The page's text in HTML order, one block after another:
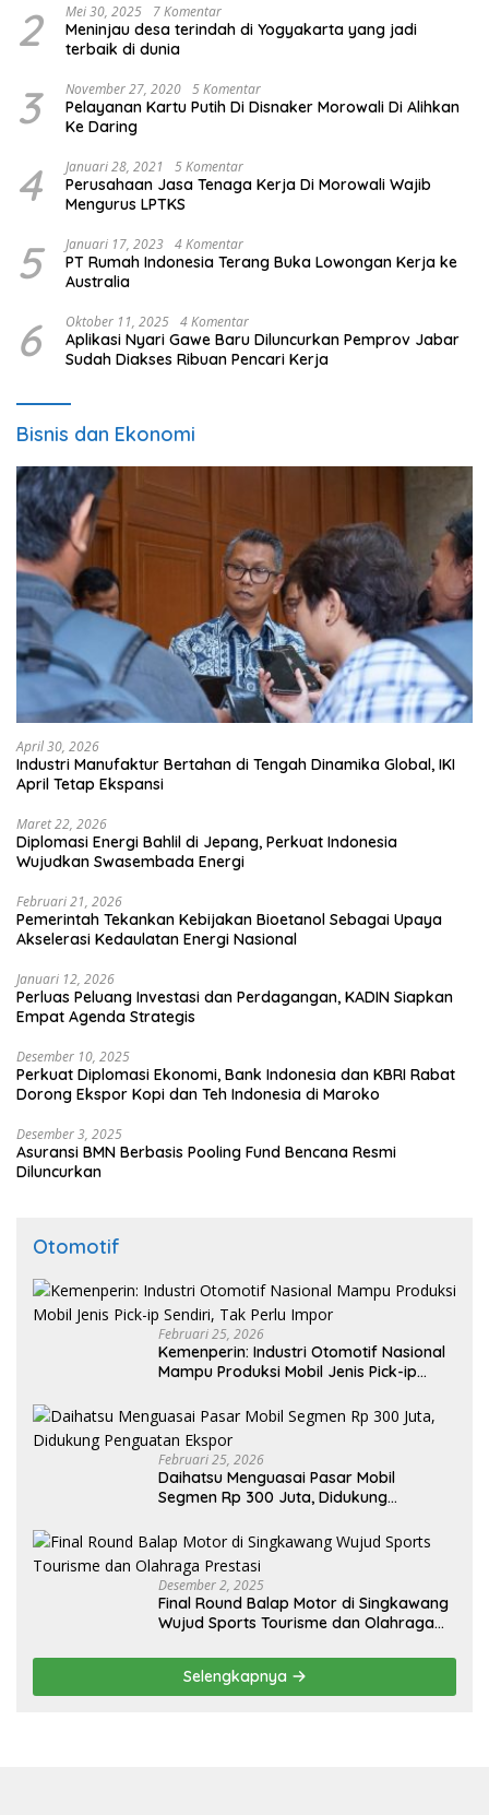
2 Mei 30, 2025 7 Komentar
Meninjau desa terindah di Yogyakarta yang jadi
terbaik di dunia
3 November 27, 2020 5 Komentar
Pelayanan Kartu Putih Di Disnaker Morowali Di Alihkan
Ke Daring
4 Januari 28, 2021 5 Komentar
Perusahaan Jasa Tenaga Kerja Di Morowali Wajib
Mengurus LPTKS
5 Januari 17, 2023 4 Komentar
PT Rumah Indonesia Terang Buka Lowongan Kerja ke
Australia
6 Oktober 11, 2025 4 Komentar
Aplikasi Nyari Gawe Baru Diluncurkan Pemprov Jabar
Sudah Diakses Ribuan Pencari Kerja
Bisnis dan Ekonomi
April 30, 2026
Industri Manufaktur Bertahan di Tengah Dinamika Global, IKI
April Tetap Ekspansi
Maret 22, 2026
Diplomasi Energi Bahlil di Jepang, Perkuat Indonesia
Wujudkan Swasembada Energi
Februari 21, 2026
Pemerintah Tekankan Kebijakan Bioetanol Sebagai Upaya
Akselerasi Kedaulatan Energi Nasional
Januari 12, 2026
Perluas Peluang Investasi dan Perdagangan, KADIN Siapkan
Empat Agenda Strategis
Desember 10, 2025
Perkuat Diplomasi Ekonomi, Bank Indonesia dan KBRI Rabat
Dorong Ekspor Kopi dan Teh Indonesia di Maroko
Desember 3, 2025
Asuransi BMN Berbasis Pooling Fund Bencana Resmi
Diluncurkan
Otomotif
Februari 25, 2026
Kemenperin: Industri Otomotif Nasional
Mampu Produksi Mobil Jenis Pick-ip
Februari 25, 2026
Daihatsu Menguasai Pasar Mobil
Segmen Rp 300 Juta, Didukung
Desember 2, 2025
Final Round Balap Motor di Singkawang
Wujud Sports Tourisme dan Olahraga
Selengkapnya